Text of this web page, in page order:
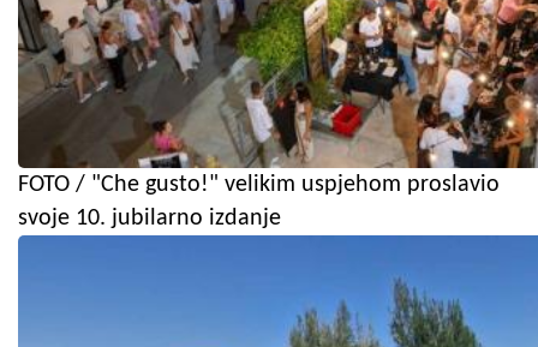
FOTO / "Che gusto!" velikim uspjehom proslavio
svoje 10. jubilarno izdanje